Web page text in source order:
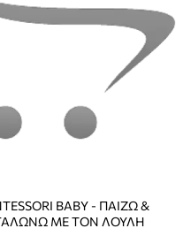
BABY - ΠΑΙΖΩ &
ΜΕ ΤΟΝ ΛΟΥΛΗ